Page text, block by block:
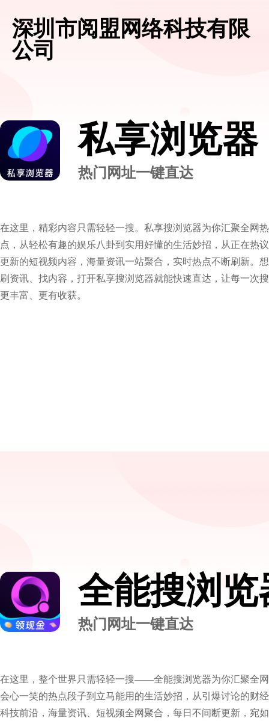
深圳市阅盟网络科技有限
公司
私享浏览器
热门网址一键直达
在这里，精彩内容只需轻轻一搜。私享搜浏览器为你汇聚全网
点，从轻松有趣的娱乐八卦到实用好懂的生活妙招，从正在热
更新的短视频内容，海量资讯一站聚合，实时热点不断刷新。
刷资讯、找内容，打开私享搜浏览器就能快速直达，让每一次
更丰富、更有收获。
全能搜浏览
热门网址一键直达
在这里，整个世界只需轻轻一搜——全能搜浏览器为你汇聚全
会心一笑的热点段子到立马能用的生活妙招，从引爆讨论的财
科技前沿，海量资讯、短视频全网聚合，每日不间断更新，宛